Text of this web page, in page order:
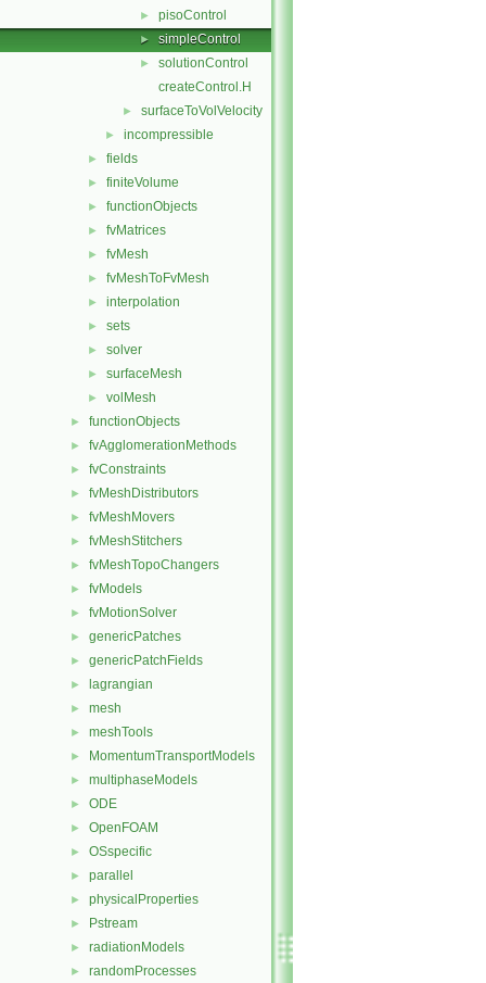
► pisoControl
► simpleControl
►
solutionControl
createControl.H
► surfaceToVolVelocity
► incompressible
► fields
► finiteVolume
► functionObjects
► fvMatrices
► fvMesh
► fvMeshToFvMesh
► interpolation
► sets
► solver
► surfaceMesh
► volMesh
► functionObjects
► fvAgglomerationMethods
► fvConstraints
► fvMeshDistributors
► fvMeshMovers
► fvMeshStitchers
► fvMeshTopoChangers
► fvModels
► fvMotionSolver
► genericPatches
► genericPatchFields
► lagrangian
► mesh
► meshTools
► MomentumTransportModels
► multiphaseModels
► ODE
► OpenFOAM
► OSspecific
► parallel
► physicalProperties
► Pstream
► radiationModels
► randomProcesses